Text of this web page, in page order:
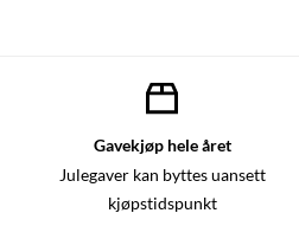
Gavekjøp hele året
Julegaver kan byttes uansett
kjøpstidspunkt